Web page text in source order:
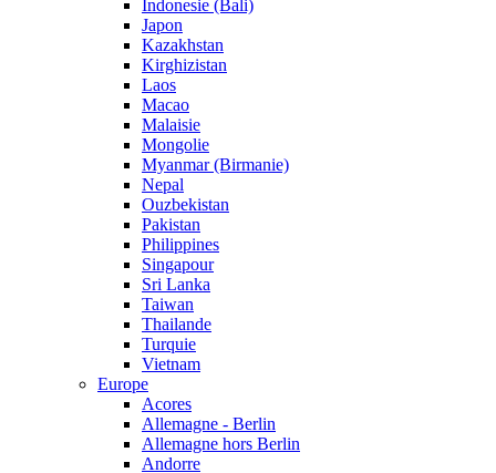
Indonesie (Bali)
Japon
Kazakhstan
Kirghizistan
Laos
Macao
Malaisie
Mongolie
Myanmar (Birmanie)
Nepal
Ouzbekistan
Pakistan
Philippines
Singapour
Sri Lanka
Taiwan
Thailande
Turquie
Vietnam
Europe
Acores
Allemagne - Berlin
Allemagne hors Berlin
Andorre